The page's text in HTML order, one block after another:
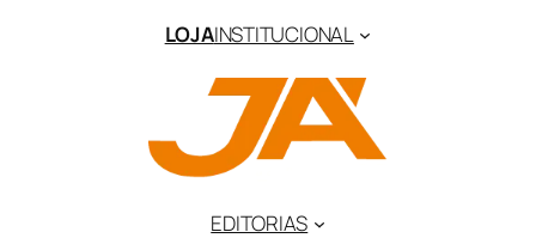
LOJAINSTITUCIONAL
EDITORIAS